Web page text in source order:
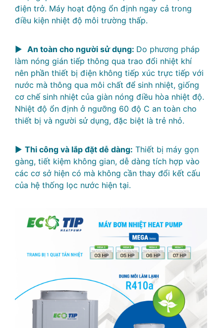
điện trở. Máy hoạt động ổn định ngay cả trong
điều kiện nhiệt độ môi trường thấp.
► An toàn cho người sử dụng: Do phương pháp
làm nóng gián tiếp thông qua trao đổi nhiệt khí
nên phần thiết bị điện không tiếp xúc trực tiếp với
nước mà thông qua môi chất để sinh nhiệt, giống
cơ chế sinh nhiệt của giàn nóng điều hòa nhiệt độ.
Nhiệt độ ổn định ở ngưỡng 60 độ C an toàn cho
thiết bị và người sử dụng, đặc biệt là trẻ nhỏ.
► Thi công và lắp đặt dễ dàng: Thiết bị máy gọn
gàng, tiết kiệm không gian, dễ dàng tích hợp vào
các cơ sở hiện có mà không cần thay đổi kết cấu
của hệ thống lọc nước hiện tại.